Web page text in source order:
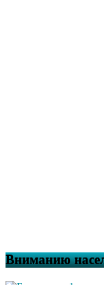
Вниманию